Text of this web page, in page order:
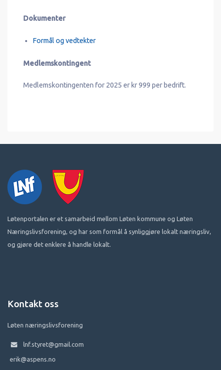
Dokumenter
Formål og vedtekter
Medlemskontingent
Medlemskontingenten for 2025 er kr 999 per bedrift.
Løtenportalen er et samarbeid mellom Løten kommune og Løten
Næringslivsforening, og har som formål å synliggjøre lokalt næringsliv,
og gjøre det enklere å handle lokalt.
Kontakt oss
Løten næringslivsforening
lnf.styret@gmail.com
erik@aspens.no